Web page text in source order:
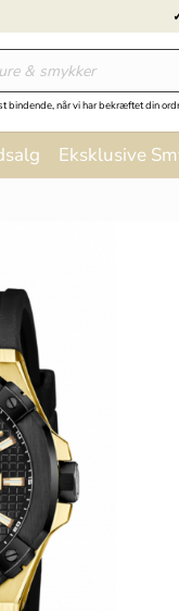
bindende, når vi har bekræftet din
Eksklusive